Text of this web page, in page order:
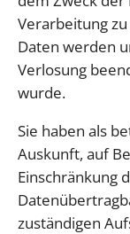
Verarbeitung
Daten werden
Verlosung
wurde.
Sie haben als
Auskunft, auf
Einschränkung
zuständigen